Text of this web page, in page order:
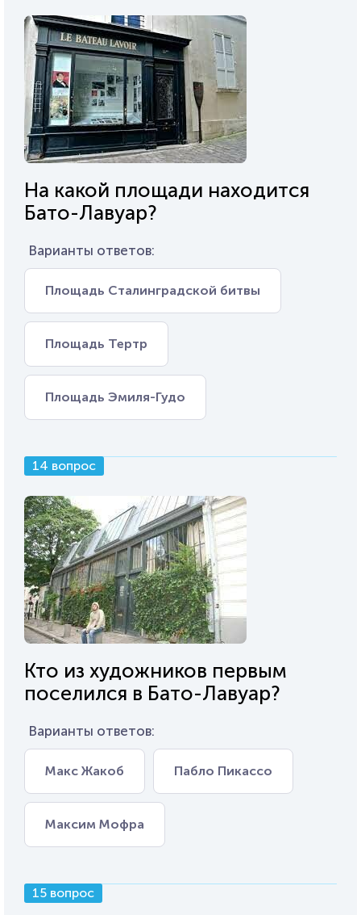
На какой площади находится
Бато-Лавуар?
Варианты ответов:
Площадь Сталинградской битвы
Площадь Тертр
Площадь Эмиля-Гудо
14 вопрос
Кто из художников первым
поселился в Бато-Лавуар?
Варианты ответов:
Макс Жакоб Пабло Пикассо
Максим Мофра
15 вопрос